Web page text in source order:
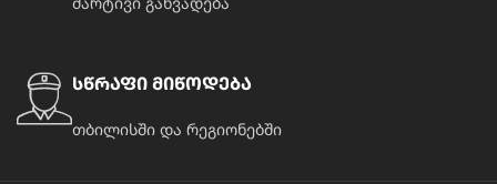
სწრაფი მიწოდება
თბილისში და რეგიონებში